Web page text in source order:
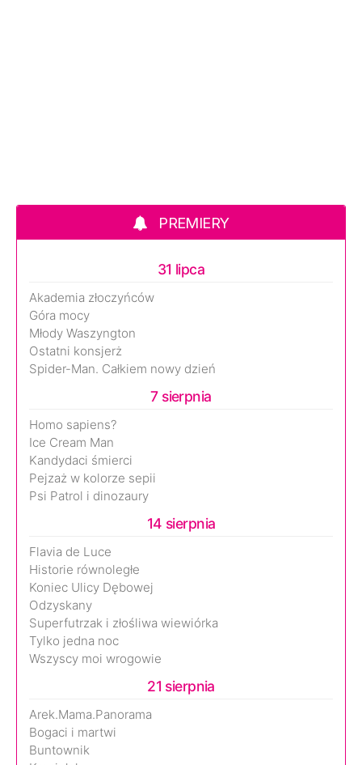
PREMIERY
31 lipca
Akademia złoczyńców
Góra mocy
Młody Waszyngton
Ostatni konsjerż
Spider-Man. Całkiem nowy dzień
7 sierpnia
Homo sapiens?
Ice Cream Man
Kandydaci śmierci
Pejzaż w kolorze sepii
Psi Patrol i dinozaury
14 sierpnia
Flavia de Luce
Historie równoległe
Koniec Ulicy Dębowej
Odzyskany
Superfutrzak i złośliwa wiewiórka
Tylko jedna noc
Wszyscy moi wrogowie
21 sierpnia
Arek.Mama.Panorama
Bogaci i martwi
Buntownik